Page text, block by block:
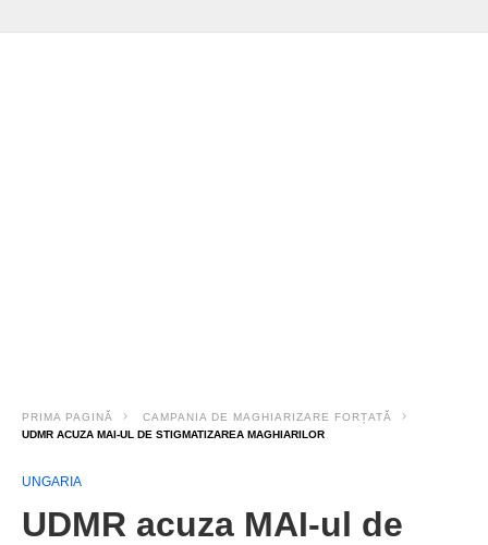
PRIMA PAGINĂ
CAMPANIA DE MAGHIARIZARE FORȚATĂ
UDMR ACUZA MAI-UL DE STIGMATIZAREA MAGHIARILOR
UNGARIA
UDMR acuza MAI-ul de